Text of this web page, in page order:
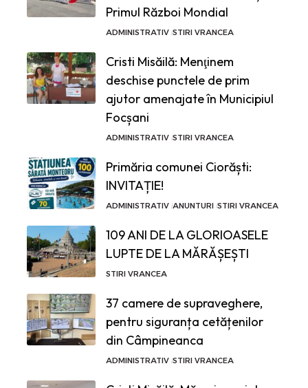
Primul Război Mondial
ADMINISTRATIV STIRI VRANCEA
Cristi Misăilă: Menţinem
deschise punctele de prim
ajutor amenajate în Municipiul
Focșani
ADMINISTRATIV STIRI VRANCEA
Primăria comunei Ciorăști:
INVITAȚIE!
ADMINISTRATIV ANUNTURI STIRI VRANCEA
109 ANI DE LA GLORIOASELE
LUPTE DE LA MĂRĂȘEȘTI
STIRI VRANCEA
37 camere de supraveghere,
pentru siguranța cetățenilor
din Câmpineanca
ADMINISTRATIV STIRI VRANCEA